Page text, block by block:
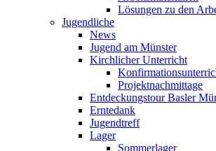
Lösungen zu den
Jugendliche
News
Jugend am Münster
Kirchlicher Unterricht
Projektnachmittage
Entdeckungstour Basler
Erntedank
Jugendtreff
Lager
Sommerlager